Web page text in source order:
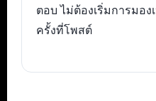
ตอบ ไม่ต้องเริ่มการมอ
ครั้งที่โพสต์